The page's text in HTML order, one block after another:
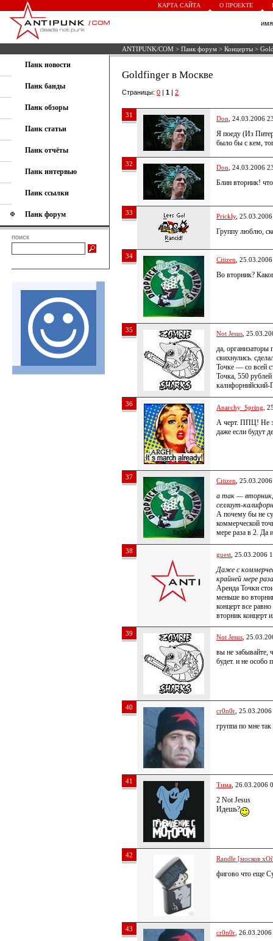
КАРТА САЙТА О ПРОЕКТЕ
ANTIPUNK/COM > Панк форум > Концерты >
Панк новости
Панк банды
Панк обзоры
Панк статьи
Панк отчёты
Панк интервью
Панк ссылки
Панк форум
поиск
Goldfinger в Москве
Страницы: 0 | 1 | 2
31 Don , 24.03.2006
Я поеду (Из
было бы с кем,
32 Don , 24.03.2006
Блин вторник!
33 Prickly,
Группу люблю,
34 Citizen ,
Во вторник?
35 Not Jesus ,
да, организаторы
свихнулись.
Точке — со всей
Точка, 550 рублей
36 Anarchy_Spring ,
А черт. ППЦ! Не
даже если будут
37 Citizen ,
а так — вторник,
селлаут-
А почему бы не
коммерческой
мере раза в 2. Да
38 guest , 25.03.2006
Даже с
крайней мере
Аренда Точки
меньше во
концерт все
вторник концерт
39 Not Jesus ,
вы не забывайте,
будет. и не особо
40 cr0n0r ,
группа по мне
41 Тима , 26.03.2006
2 Not Jesus
Идешь?
42 Randle [москов
фигово что еще
43 cr0n0r ,